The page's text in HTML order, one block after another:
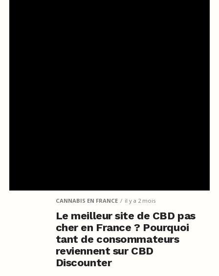
CANNABIS EN FRANCE il y a 2 mois
Le meilleur site de CBD pas
cher en France ? Pourquoi
tant de consommateurs
reviennent sur CBD
Discounter